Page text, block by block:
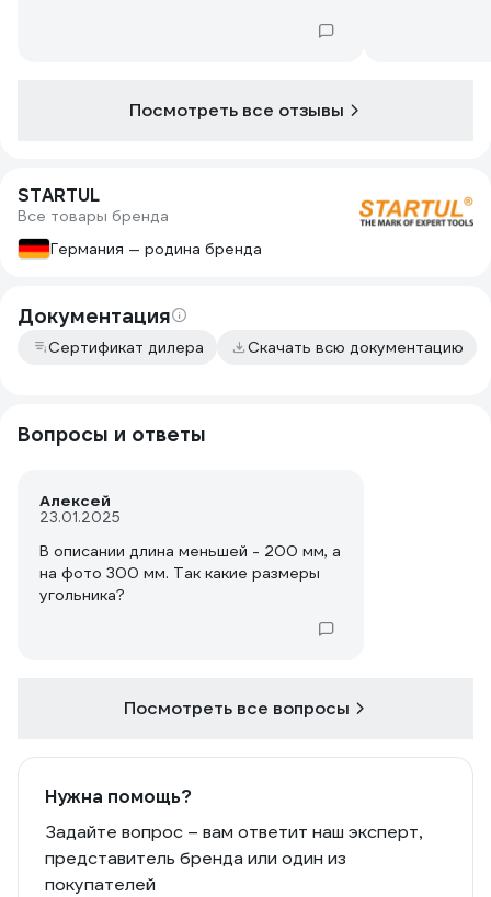
Посмотреть все отзывы
STARTUL
Все товары бренда
Германия — родина бренда
Документация
Сертификат дилера Скачать всю документацию
Вопросы и ответы
Алексей
23.01.2025
В описании длина меньшей - 200 мм, а
на фото 300 мм. Так какие размеры
угольника?
Посмотреть все вопросы
Нужна помощь?
Задайте вопрос – вам ответит наш эксперт,
представитель бренда или один из
покупателей